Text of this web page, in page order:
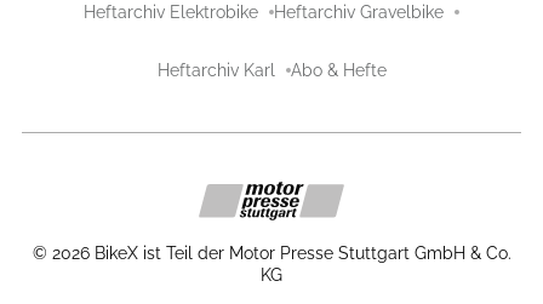
Heftarchiv Elektrobike Heftarchiv Gravelbike
Heftarchiv Karl Abo & Hefte
© 2026 BikeX ist Teil der Motor Presse Stuttgart GmbH & Co.
KG